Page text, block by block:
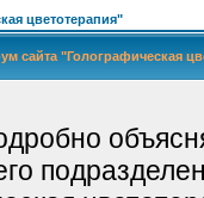
цветотерапия"
сайта "Голографическая